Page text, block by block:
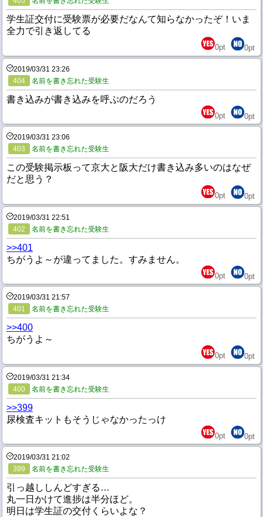
学生証交付に受験票が必要だなんて知らなかったぞ！いま
全力で引き返してる
0pt 0pt
2019/03/31 23:26
404
名前を書き忘れた受験生
書き込みが書き込みを呼ぶのだろう
0pt 0pt
2019/03/31 23:06
403
名前を書き忘れた受験生
この受験掲示板って京大と阪大だけ書き込み多いのはなぜ
だと思う？
0pt 0pt
2019/03/31 22:51
402
名前を書き忘れた受験生
>>401
ちがうよ～が違ってました。すみません。
0pt 0pt
2019/03/31 21:57
401
名前を書き忘れた受験生
>>400
ちがうよ～
0pt 0pt
2019/03/31 21:34
400
名前を書き忘れた受験生
>>399
尿検査キットもそうじゃなかったっけ
0pt 0pt
2019/03/31 21:02
399
名前を書き忘れた受験生
引っ越ししんどすぎる…
丸一日かけて進捗は半分ほど。
明日は学生証の交付くらいよな？